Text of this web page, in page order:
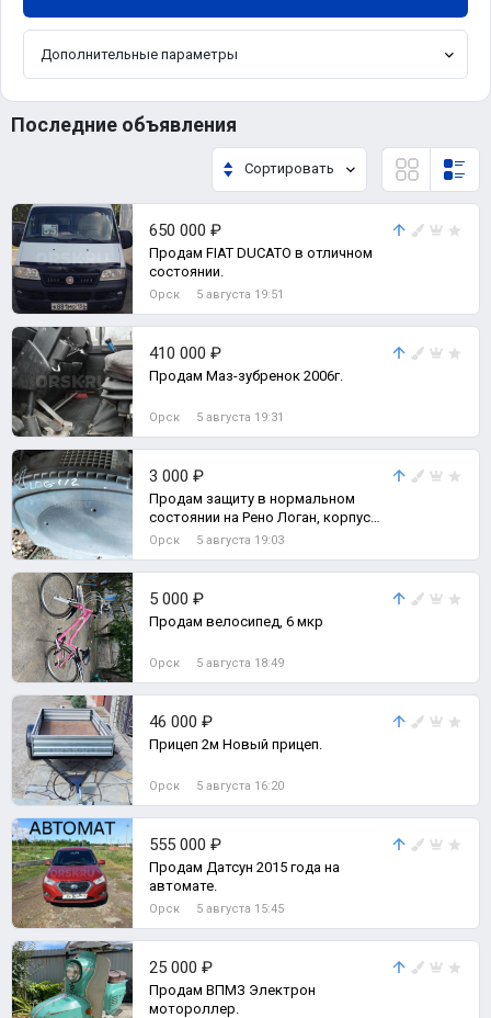
Дополнительные параметры
Последние объявления
Сортировать
650 000 ₽
Продам FIAT DUCATO в отличном
состоянии.
Орск 5 августа 19:51
410 000 ₽
Продам Маз-зубренок 2006г.
Орск 5 августа 19:31
3 000 ₽
Продам защиту в нормальном
состоянии на Рено Логан, корпус
воздушного фильтра.
Орск 5 августа 19:03
5 000 ₽
Продам велосипед, 6 мкр
Орск 5 августа 18:49
46 000 ₽
Прицеп 2м Новый прицеп.
Орск 5 августа 16:20
555 000 ₽
Продам Датсун 2015 года на
автомате.
Орск 5 августа 15:45
25 000 ₽
Продам ВПМЗ Электрон
мотороллер.